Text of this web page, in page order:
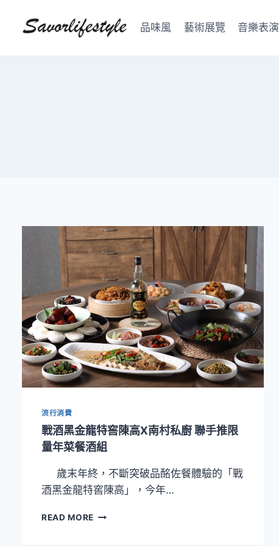
品味風 藝術展覽 音樂表演
流行消費
戰酒黑金龍特窖陳高X南村私廚 聯手推限
量年菜餐酒組
歲末年終，不斷突破品酩佐餐體驗的「戰
酒黑金龍特窖陳高」，今年…
READ MORE